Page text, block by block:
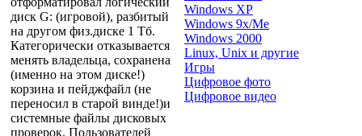
диск G: (игровой), разбитый
на другом физ.диске 1 Тб.
Категорически отказывается
менять владельца, сохранена
(именно на этом диске!)
корзина и пейджфайл (не
переносил в старой винде!)и
системные файлы дисковых
проверок. Пользователей
Windows XP
Windows 9x/Me
Windows 2000
Linux, Unix и другие
Игры
Цифровое фото
Цифровое видео